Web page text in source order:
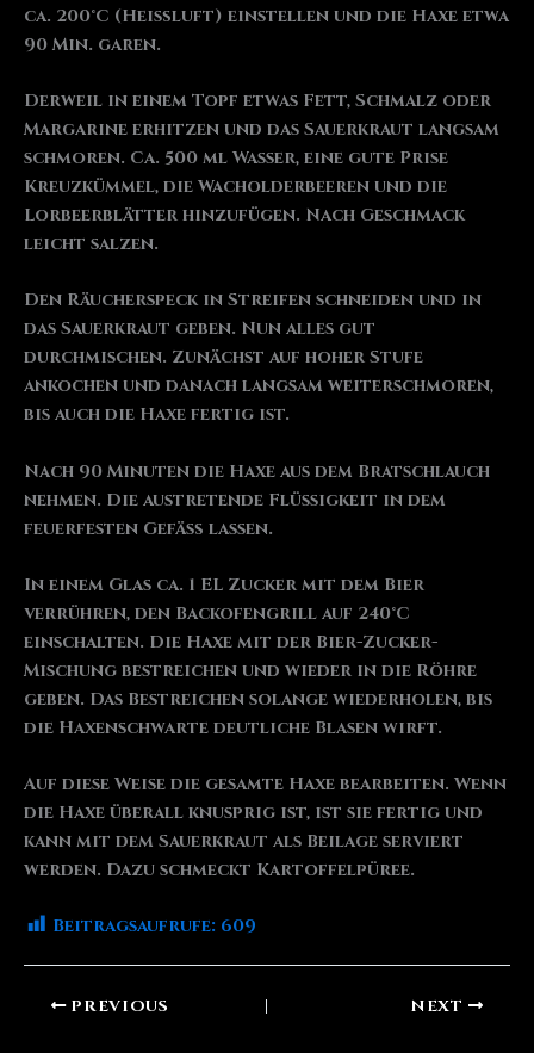
ca. 200°C (Heißluft) einstellen und die Haxe etwa
90 Min. garen.
Derweil in einem Topf etwas Fett, Schmalz oder
Margarine erhitzen und das Sauerkraut langsam
schmoren. Ca. 500 ml Wasser, eine gute Prise
Kreuzkümmel, die Wacholderbeeren und die
Lorbeerblätter hinzufügen. Nach Geschmack
leicht salzen.
Den Räucherspeck in Streifen schneiden und in
das Sauerkraut geben. Nun alles gut
durchmischen. Zunächst auf hoher Stufe
ankochen und danach langsam weiterschmoren,
bis auch die Haxe fertig ist.
Nach 90 Minuten die Haxe aus dem Bratschlauch
nehmen. Die austretende Flüssigkeit in dem
feuerfesten Gefäß lassen.
In einem Glas ca. 1 EL Zucker mit dem Bier
verrühren, den Backofengrill auf 240°C
einschalten. Die Haxe mit der Bier-Zucker-
Mischung bestreichen und wieder in die Röhre
geben. Das Bestreichen solange wiederholen, bis
die Haxenschwarte deutliche Blasen wirft.
Auf diese Weise die gesamte Haxe bearbeiten. Wenn
die Haxe überall knusprig ist, ist sie fertig und
kann mit dem Sauerkraut als Beilage serviert
werden. Dazu schmeckt Kartoffelpüree.
Beitragsaufrufe: 609
PREVIOUS NEXT